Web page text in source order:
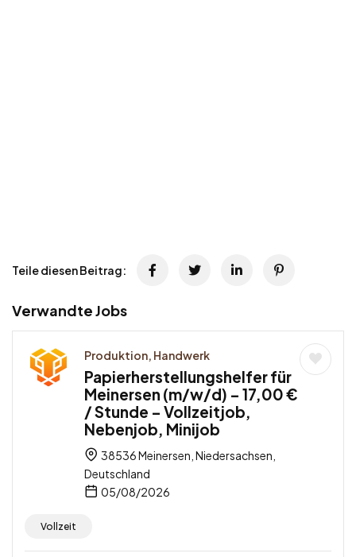
Teile diesen Beitrag:
Verwandte Jobs
Produktion, Handwerk
Papierherstellungshelfer für
Meinersen (m/w/d) – 17,00 €
/ Stunde – Vollzeitjob,
Nebenjob, Minijob
38536 Meinersen, Niedersachsen,
Deutschland
05/08/2026
Vollzeit